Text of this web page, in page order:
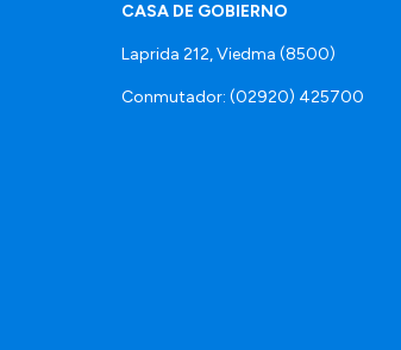
CASA DE GOBIERNO
Laprida 212, Viedma (8500)
Conmutador: (02920) 425700